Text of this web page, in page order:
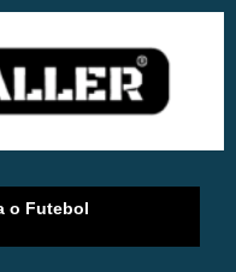
o Futebol